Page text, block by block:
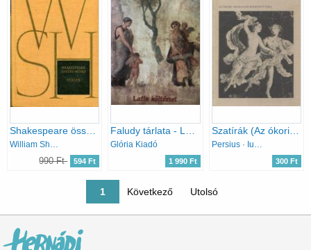
William Shakespeare
990 Ft 594 Ft
Glória Kiadó
1 990 Ft
Szatírák (Az ókori irodalom kiskönyvtára)
Persius · Iuvenalis
300 Ft
Jelenlegi oldal
1 Következő oldal
Következő Utolsó oldal
Utolsó